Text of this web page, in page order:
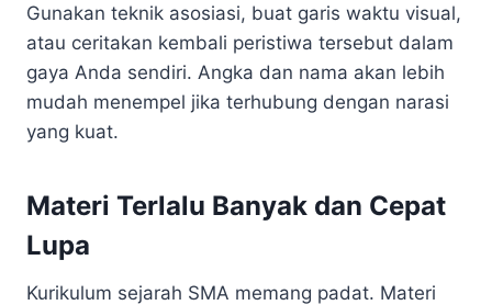
Gunakan teknik asosiasi, buat garis waktu visual,
atau ceritakan kembali peristiwa tersebut dalam
gaya Anda sendiri. Angka dan nama akan lebih
mudah menempel jika terhubung dengan narasi
yang kuat.
Materi Terlalu Banyak dan Cepat
Lupa
Kurikulum sejarah SMA memang padat. Materi